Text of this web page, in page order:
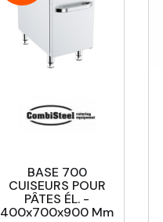
BASE 700
CUISEURS POUR
PÂTES ÉL. -
400x700x900 Mm